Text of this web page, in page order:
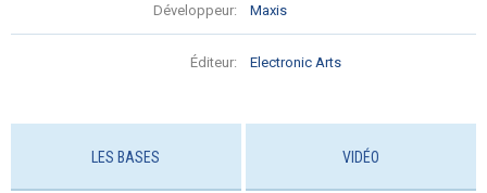
Développeur: Maxis
Éditeur: Electronic Arts
LES BASES VIDÉO